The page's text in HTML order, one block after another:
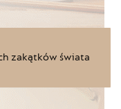
zakątków świata